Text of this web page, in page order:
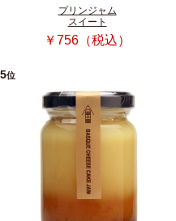
プリンジャム
スイート
￥756（税込）
5位